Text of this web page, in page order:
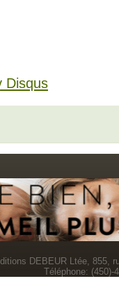
Disqus
DEBEUR Ltée, 855,
Téléphone: (450)-